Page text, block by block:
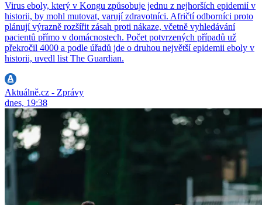
Virus eboly, který v Kongu způsobuje jednu z nejhorších epidemií v
historii, by mohl mutovat, varují zdravotníci. Afričtí odborníci proto
plánují výrazně rozšířit zásah proti nákaze, včetně vyhledávání
pacientů přímo v domácnostech. Počet potvrzených případů už
překročil 4000 a podle úřadů jde o druhou největší epidemii eboly v
historii, uvedl list The Guardian.
Aktuálně.cz - Zprávy
dnes, 19:38